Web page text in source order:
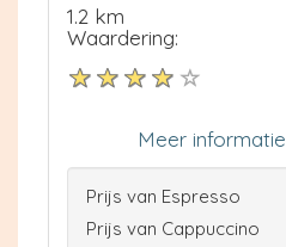
1.2 km
Waardering:
Meer informatie
Prijs van Espresso
Prijs van Cappuccino